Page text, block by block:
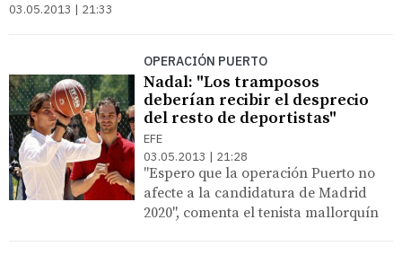
03.05.2013 | 21:33
OPERACIÓN PUERTO
Nadal: "Los tramposos
deberían recibir el desprecio
del resto de deportistas"
EFE
03.05.2013 | 21:28
"Espero que la operación Puerto no
afecte a la candidatura de Madrid
2020", comenta el tenista mallorquín